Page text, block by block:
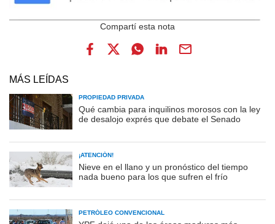
MÁS LEÍDAS
PROPIEDAD PRIVADA
Qué cambia para inquilinos morosos con la ley
de desalojo exprés que debate el Senado
¡ATENCIÓN!
Nieve en el llano y un pronóstico del tiempo
nada bueno para los que sufren el frío
PETRÓLEO CONVENCIONAL